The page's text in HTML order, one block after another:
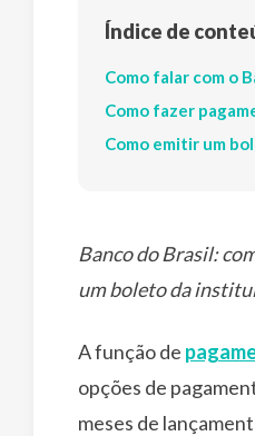
Índice de
Como falar com o
Como fazer
Como emitir um
Banco do Brasil:
um boleto da
A função de
opções de
meses de